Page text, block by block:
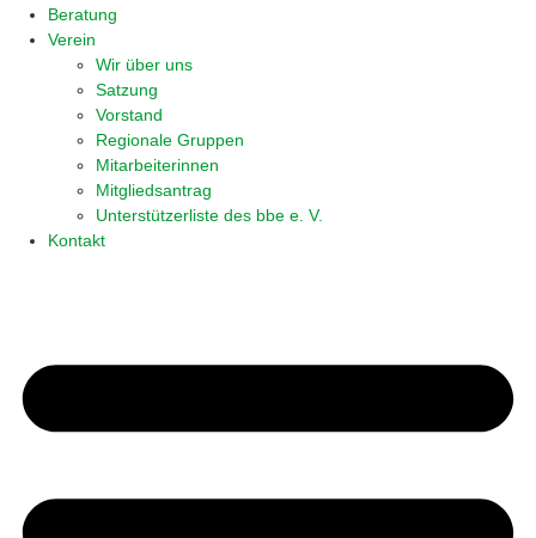
Beratung
Verein
Wir über uns
Satzung
Vorstand
Regionale Gruppen
Mitarbeiterinnen
Mitgliedsantrag
Unterstützerliste des bbe e. V.
Kontakt